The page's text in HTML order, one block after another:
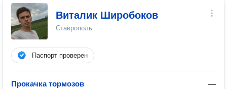
Виталик Широбоков
Ставрополь
Паспорт проверен
Прокачка тормозов —